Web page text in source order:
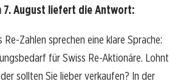
7. August liefert die Antwort:
Re-Zahlen sprechen eine klare Sprache:
für Swiss Re-Aktionäre. Lohnt
sollten Sie lieber verkaufen? In der